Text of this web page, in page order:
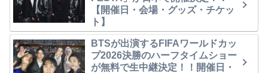
【開催日・会場・グッズ・チケッ
ト】
BTSが出演するFIFAワールドカッ
プ2026決勝のハーフタイムショー
が無料で生中継決定！！開催日・